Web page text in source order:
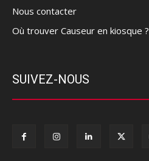
Nous contacter
Où trouver Causeur en kiosque ?
SUIVEZ-NOUS